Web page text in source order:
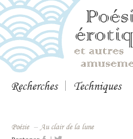
Recherches Techniques
Poésie – Au clair de la lune